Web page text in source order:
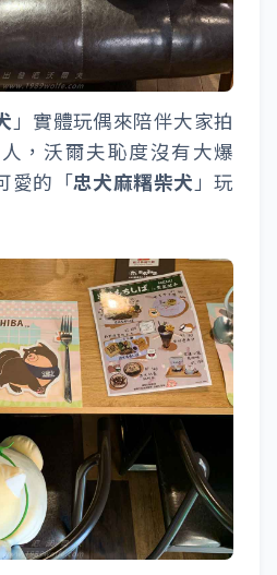
」實體玩偶來陪伴大家拍
，沃爾夫恥度沒有大爆
愛的「忠犬麻糬柴犬」玩